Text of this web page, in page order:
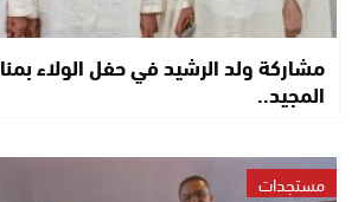
مشاركة ولد الرشيد في حفل الولاء
المجيد..
مستجدات